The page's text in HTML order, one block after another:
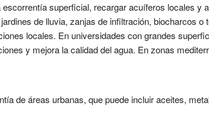
superficial, recargar acuíferos locales y
de lluvia, zanjas de infiltración, biocharcos o
locales. En universidades con grandes
y mejora la calidad del agua. En zonas
de áreas urbanas, que puede incluir aceites,